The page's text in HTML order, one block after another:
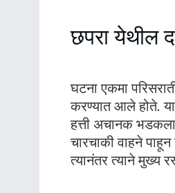
छपरा येथील
घटना एकमा
करण्यात आले होते.
हत्ती अचानक
चारचाकी वाहने
त्यानंतर त्याने मुख्य